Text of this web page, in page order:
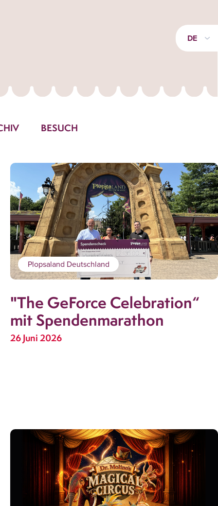
DE
BESUCH
Plopsaland Deutschland
"The GeForce Celebration“
mit Spendenmarathon
26 Juni 2026